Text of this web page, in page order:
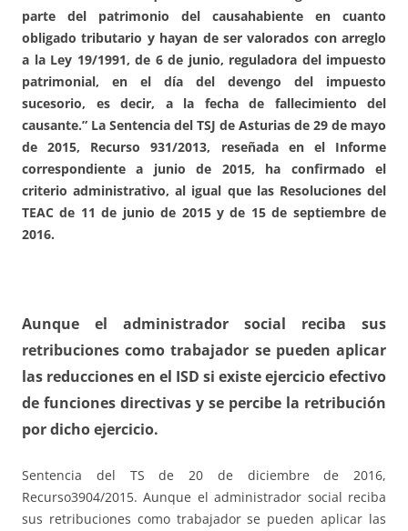
parte del patrimonio del causahabiente en cuanto
obligado tributario y hayan de ser valorados con arreglo
a la Ley 19/1991, de 6 de junio, reguladora del impuesto
patrimonial, en el día del devengo del impuesto
sucesorio, es decir, a la fecha de fallecimiento del
causante.” La Sentencia del TSJ de Asturias de 29 de mayo
de 2015, Recurso 931/2013, reseñada en el Informe
correspondiente a junio de 2015, ha confirmado el
criterio administrativo, al igual que las Resoluciones del
TEAC de 11 de junio de 2015 y de 15 de septiembre de
2016.
Aunque el administrador social reciba sus
retribuciones como trabajador se pueden aplicar
las reducciones en el ISD si existe ejercicio efectivo
de funciones directivas y se percibe la retribución
por dicho ejercicio.
Sentencia del TS de 20 de diciembre de 2016,
Recurso3904/2015. Aunque el administrador social reciba
sus retribuciones como trabajador se pueden aplicar las